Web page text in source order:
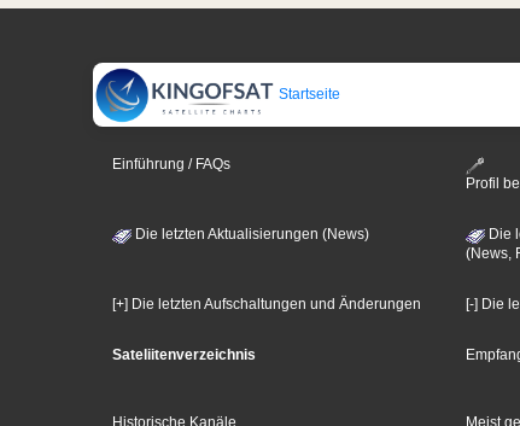
Startseite
Einführung / FAQs
Profil
Die letzten Aktualisierungen (News)
Die
(News,
[+] Die letzten Aufschaltungen und Änderungen [-] Die
Sateliitenverzeichnis
Historische Kanäle Meist